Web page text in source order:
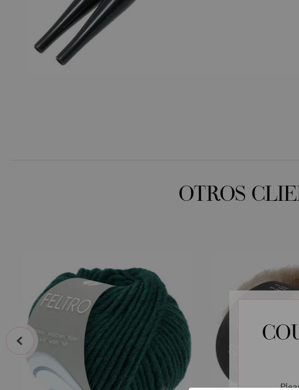
OTROS
prev